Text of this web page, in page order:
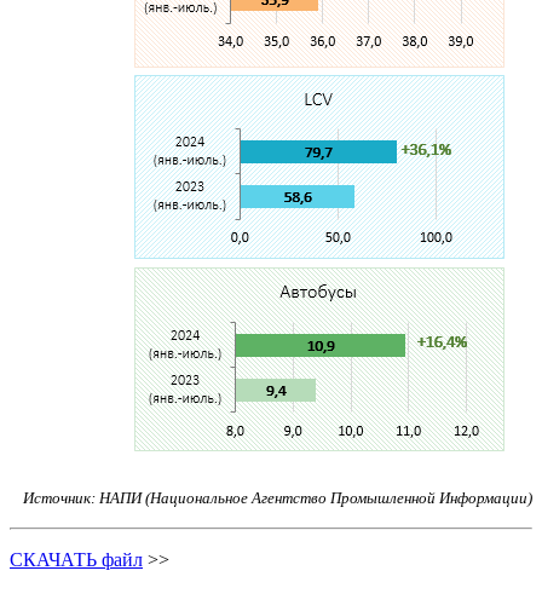
Источник: НАПИ (Национальное Агентство Промышленной Информации)
СКАЧАТЬ файл >>